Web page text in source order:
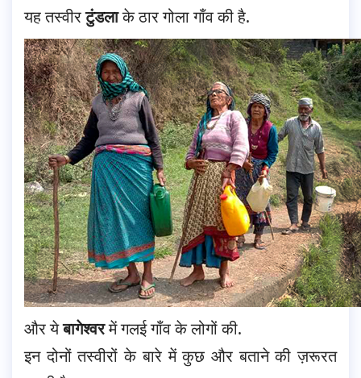
यह तस्वीरटुंडलाके ठार गोला गाँव की है.
और येबागेश्वरमें गलई गाँव के लोगों की.
इन दोनों तस्वीरों के बारे में कुछ और बताने की ज़रूरत